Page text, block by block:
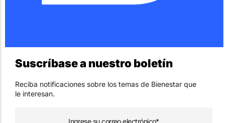
Suscríbase a nuestro boletín
Reciba notificaciones sobre los temas de Bienestar que
le interesan.